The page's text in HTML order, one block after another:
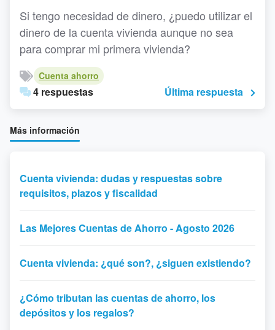
Si tengo necesidad de dinero, ¿puedo utilizar el
dinero de la cuenta vivienda aunque no sea
para comprar mi primera vivienda?
Cuenta ahorro
4 respuestas Última respuesta
Más información
Cuenta vivienda: dudas y respuestas sobre
requisitos, plazos y fiscalidad
Las Mejores Cuentas de Ahorro - Agosto 2026
Cuenta vivienda: ¿qué son?, ¿siguen existiendo?
¿Cómo tributan las cuentas de ahorro, los
depósitos y los regalos?